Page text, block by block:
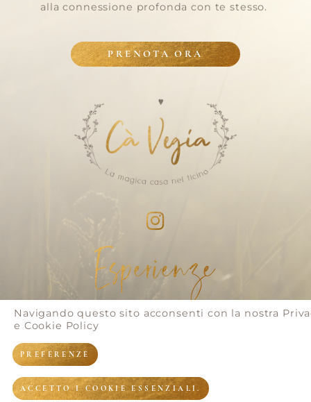
alla connessione profonda con te stesso.
PRENOTA ORA
Esperienze
CAMMINATE SPIRITUALI
Navigando questo sito acconsenti con la nostra
e Cookie Policy
PREFERENZE
ACCETTO I COOKIE ESSENZIALI.